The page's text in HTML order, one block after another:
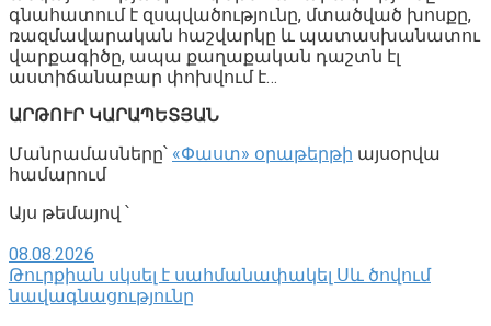
գնահատում է զսպվածությունը, մտածված խոսքը,
ռազմավարական հաշվարկը և պատասխանատու
վարքագիծը, ապա քաղաքական դաշտն էլ
աստիճանաբար փոխվում է…
ԱՐԹՈՒՐ ԿԱՐԱՊԵՏՅԱՆ
Մանրամասները՝ «Փաստ» օրաթերթի այսօրվա
համարում
Այս թեմայով ՝
08.08.2026
Թուրքիան սկսել է սահմանափակել Սև ծովում
նավագնացությունը